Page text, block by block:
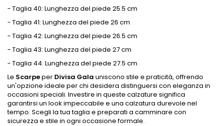
- Taglia 40: Lunghezza del piede 25.5 cm
- Taglia 41: Lunghezza del piede 26 cm
- Taglia 42: Lunghezza del piede 26.5 cm
- Taglia 43: Lunghezza del piede 27 cm
- Taglia 44: Lunghezza del piede 27.5 cm
Le Scarpeper Divisa Gala uniscono stile e praticità, offrendo
un'opzione ideale per chi desidera distinguersi con eleganza in
occasioni speciali. Investire in queste calzature significa
garantirsi un look impeccabile e una calzatura durevole nel
tempo. Scegli la tua taglia e preparati a camminare con
sicurezza e stile in ogni occasione formale.